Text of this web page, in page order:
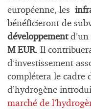
européenne, les
bénéficieront de
développement
M EUR. Il
d’investissement
complétera le cadre
d’hydrogène
marché de